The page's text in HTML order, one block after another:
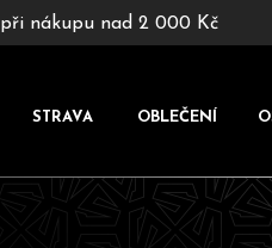
při nákupu nad 2 000 Kč
STRAVA OBLEČENÍ